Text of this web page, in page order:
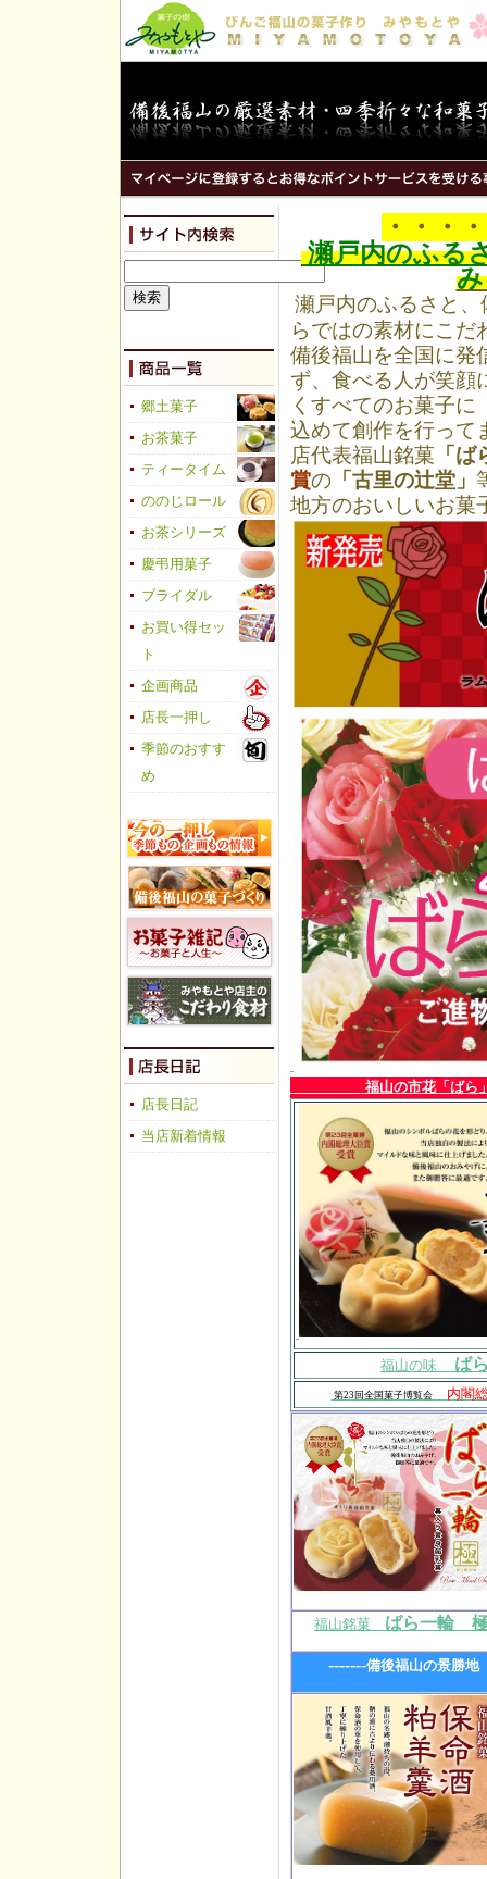
郷土菓子
お茶菓子
ティータイム
ののじロール
お茶シリーズ
慶弔用菓子
ブライダル
お買い得セッ
ト
企画商品
店長一押し
季節のおすす
め
店長日記
当店新着情報
・・・
瀬戸内のふる
瀬戸内のふるさと
らではの素材にこだ
備後福山を全国に発
ず、食べる人が笑顔
くすべてのお菓子に
込めて創作を行って
店代表福山銘菓 「
賞の 「古里の辻堂」
地方のおいしいお菓
福山の市花「ばら
福山の味 ば
第23回全国菓子博覧会 内閣
福山銘菓 ばら一輪
-------備後福山の景勝地